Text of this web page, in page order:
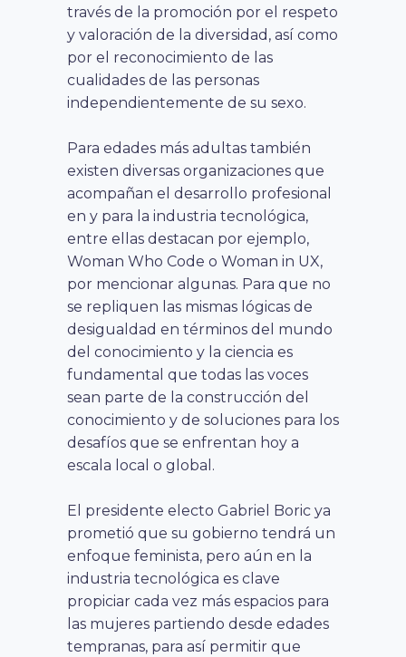
través de la promoción por el respeto
y valoración de la diversidad, así como
por el reconocimiento de las
cualidades de las personas
independientemente de su sexo.
Para edades más adultas también
existen diversas organizaciones que
acompañan el desarrollo profesional
en y para la industria tecnológica,
entre ellas destacan por ejemplo,
Woman Who Code o Woman in UX,
por mencionar algunas. Para que no
se repliquen las mismas lógicas de
desigualdad en términos del mundo
del conocimiento y la ciencia es
fundamental que todas las voces
sean parte de la construcción del
conocimiento y de soluciones para los
desafíos que se enfrentan hoy a
escala local o global.
El presidente electo Gabriel Boric ya
prometió que su gobierno tendrá un
enfoque feminista, pero aún en la
industria tecnológica es clave
propiciar cada vez más espacios para
las mujeres partiendo desde edades
tempranas, para así permitir que